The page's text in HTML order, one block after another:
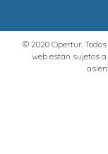
© 2020 Opertur.
web están sujetos